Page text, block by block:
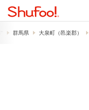
群馬県 大泉町（邑楽郡）